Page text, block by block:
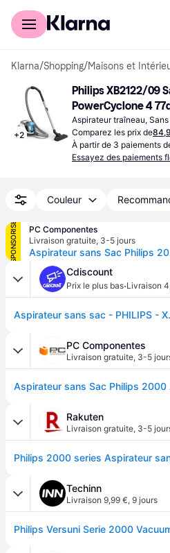
Acheter avec Klarna
Klarna/Shopping/Maisons et
+2
Philips XB2122/09
PowerCyclone 4
Aspirateur traîneau,
Comparez les prix de
À partir de 3 paiements
Essayez des paiements
Couleur
SPONSORISÉ
PC Componentes
Livraison gratuite, 3-5 jours
Cdiscount
Prix le plus bas·Livraison
Aspirateur
PC Componentes
Livraison gratuite, 3-5
Rakuten
Livraison gratuite, 3-5
Techinn
Livraison 9,99 €, 9 jours